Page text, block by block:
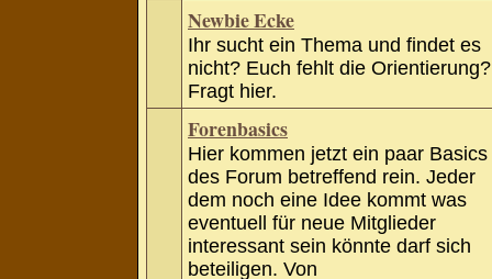
Newbie Ecke
Ihr sucht ein Thema und findet es
nicht? Euch fehlt die Orientierung?
Fragt hier.
Forenbasics
Hier kommen jetzt ein paar Basics
des Forum betreffend rein. Jeder
dem noch eine Idee kommt was
eventuell für neue Mitglieder
interessant sein könnte darf sich
beteiligen. Von